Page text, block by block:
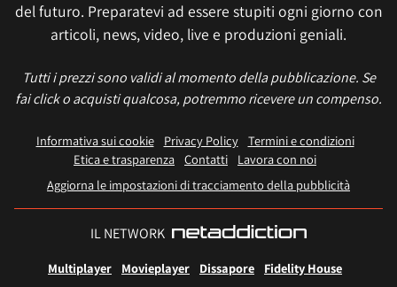
del futuro. Preparatevi ad essere stupiti ogni giorno con
articoli, news, video, live e produzioni geniali.
Tutti i prezzi sono validi al momento della pubblicazione. Se
fai click o acquisti qualcosa, potremmo ricevere un compenso.
Informativa sui cookie Privacy Policy
Termini e condizioni
Etica e trasparenza Contatti
Lavora con noi
Aggiorna le impostazioni di tracciamento della pubblicità
IL NETWORK
Multiplayer Movieplayer Dissapore
Fidelity House